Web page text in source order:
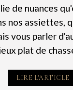
de nuances
nos assiettes,
vous parler
plat de
LIRE L'ARTICLE